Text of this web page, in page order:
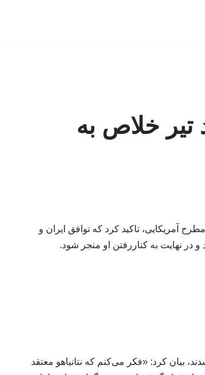
تیر خلاص به
آمریکایی، تاکید کرد که توافق ایران و
و در نهایت به کناررفتن او منجر شود.
بیان کرد: «فکر می‌کنم که نتانیاهو معتقد